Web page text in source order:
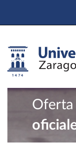
Oferta